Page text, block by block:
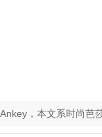
，本文系时尚芭